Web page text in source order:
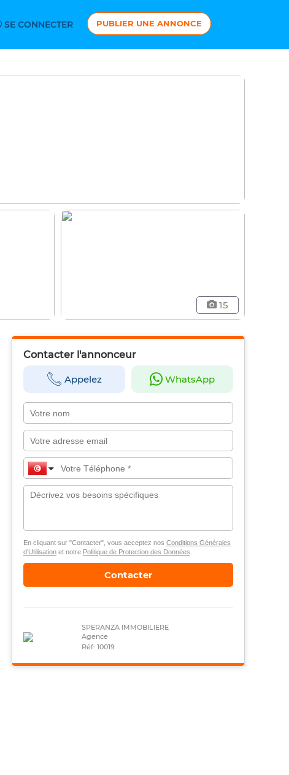
SE CONNECTER PUBLIER UNE ANNONCE
15
Contacter l'annonceur
Appelez WhatsApp
En cliquant sur "Contacter", vous acceptez nos Conditions Générales
d’Utilisationet notre Politique de Protection des Données
Contacter
SPERANZA IMMOBILIERE
Agence
Réf: 10019